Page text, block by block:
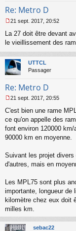
Re: Metro D
e
s
a
e
o
l
u
21 sept. 2017, 20:52
La 27 doit être devant
le vieillissement des
UTTCL
Passager
Re: Metro D
e
s
g
n
o
u
21 sept. 2017, 20:55
C'est bien une rame
ce qu'on appelle des
font environ 120000
90000 km en moyenne.
Suivant les projet
d'autres, mais en
Les MPL75 sont plus
importante, longueur de
kilomètre chez eux doit
milles km.
sebac22